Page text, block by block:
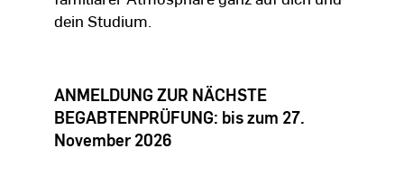
dein Studium.
ANMELDUNG ZUR NÄCHSTE
BEGABTENPRÜFUNG: bis zum 27.
November 2026